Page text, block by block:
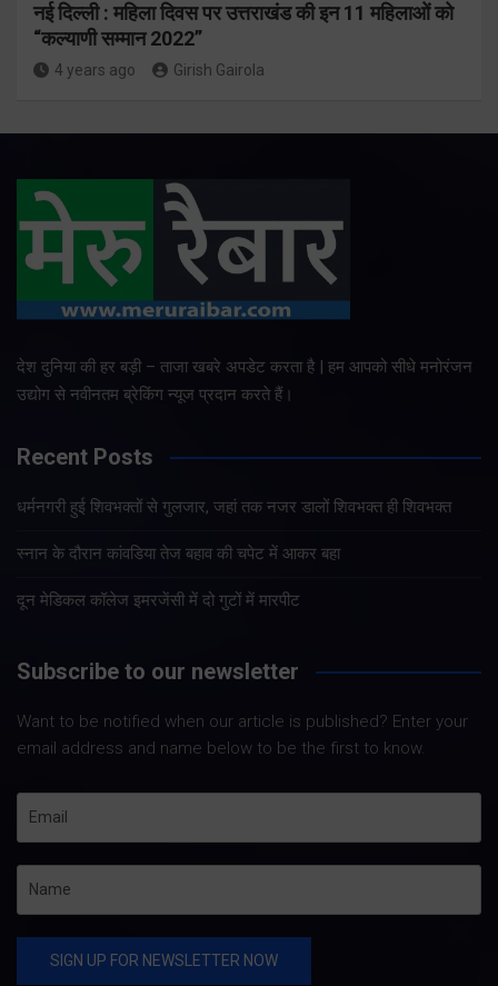
नई दिल्ली : महिला दिवस पर उत्तराखंड की इन 11 महिलाओं को
“कल्याणी सम्मान 2022”
4 years ago Girish Gairola
देश दुनिया की हर बड़ी – ताजा खबरे अपडेट करता है | हम आपको सीधे मनोरंजन
उद्योग से नवीनतम ब्रेकिंग न्यूज प्रदान करते हैं।
Recent Posts
धर्मनगरी हुई शिवभक्तों से गुलजार, जहां तक नजर डालों शिवभक्त ही शिवभक्त
स्नान के दौरान कांवडिया तेज बहाव की चपेट में आकर बहा
दून मेडिकल कॉलेज इमरजेंसी में दो गुटों में मारपीट
Subscribe to our newsletter
Want to be notified when our article is published? Enter your
email address and name below to be the first to know.